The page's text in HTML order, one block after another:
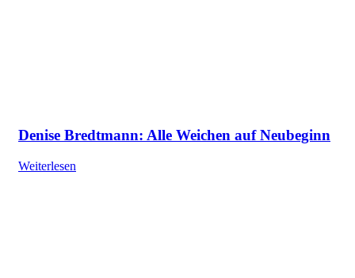
Denise Bredtmann: Alle Weichen auf Neubeginn
Weiterlesen